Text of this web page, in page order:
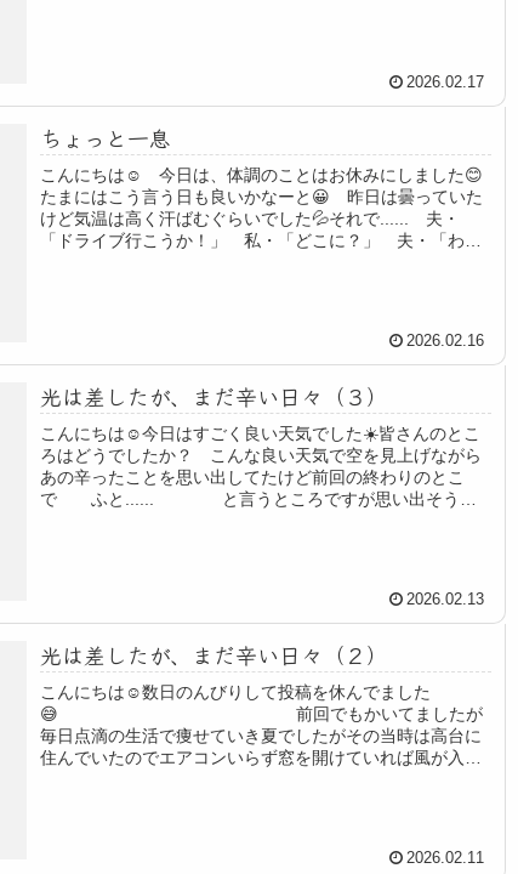
2026.02.17
ちょっと一息
こんにちは☺️ 今日は、体調のことはお休みにしました😊
たまにはこう言う日も良いかなーと😀 昨日は曇っていた
けど気温は高く汗ばむぐらいでした💦それで...... 夫・
「ドライブ行こうか！」 私・「どこに？」 夫・「わか
2026.02.16
光は差したが、まだ辛い日々（３）
こんにちは☺️今日はすごく良い天気でした☀️皆さんのとこ
ろはどうでしたか？ こんな良い天気で空を見上げながら
あの辛ったことを思い出してたけど前回の終わりのとこ
で ふと...... と言うところですが思い出そうと
2026.02.13
光は差したが、まだ辛い日々（２）
こんにちは☺️数日のんびりして投稿を休んでました
😅 前回でもかいてましたが
毎日点滴の生活で痩せていき夏でしたがその当時は高台に
住んでいたのでエアコンいらず窓を開けていれば風が入っ
2026.02.11